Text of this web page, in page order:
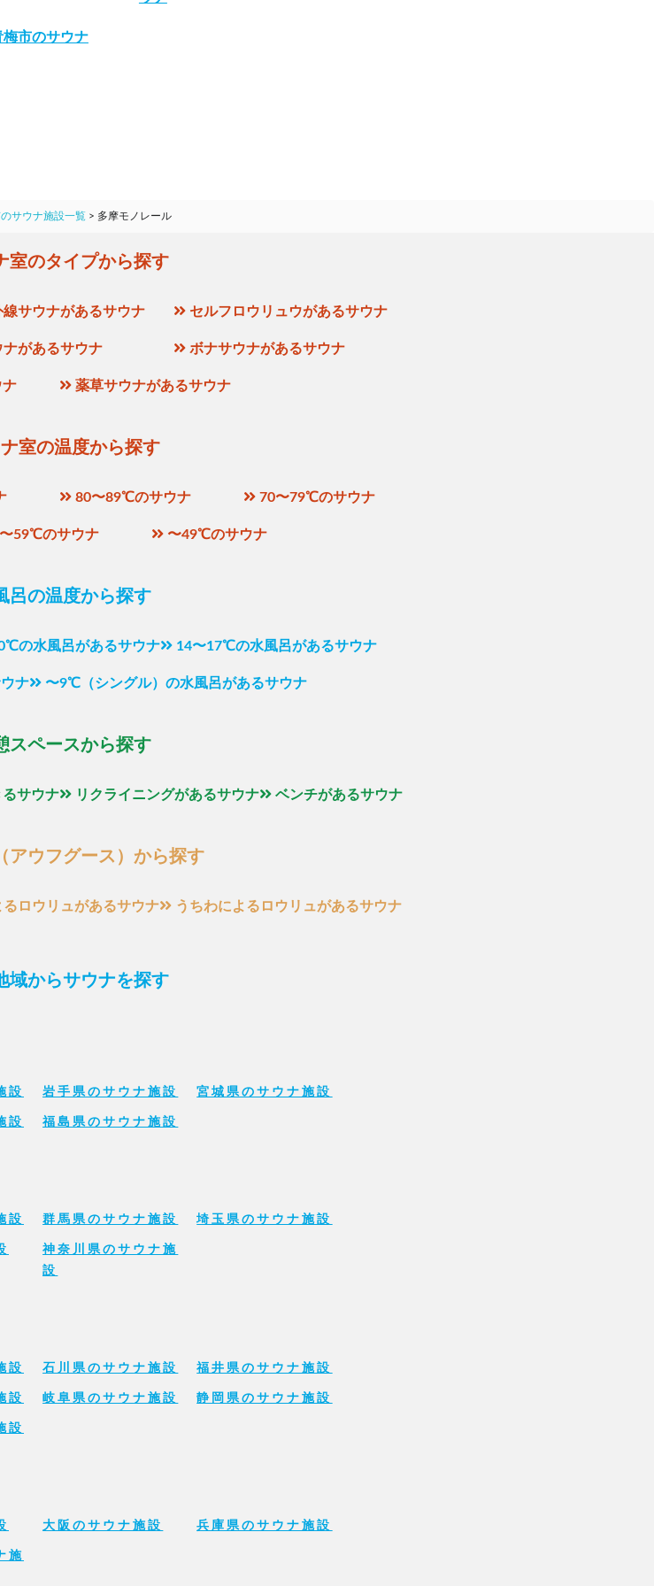
梅市のサウナ
サウナ施設一覧 > 多摩モノレール
室のタイプから探す
線サウナがあるサウナ セルフロウリュウがあるサウナ
ナがあるサウナ ボナサウナがあるサウナ
ナ 薬草サウナがあるサウナ
室の温度から探す
80〜89℃のサウナ 70〜79℃のサウナ
59℃のサウナ 〜49℃のサウナ
呂の温度から探す
の水風呂があるサウナ 14〜17℃の水風呂があるサウナ
ナ 〜9℃（シングル）の水風呂があるサウナ
スペースから探す
サウナ リクライニングがあるサウナ ベンチがあるサウナ
アウフグース）から探す
るロウリュがあるサウナ うちわによるロウリュがあるサウナ
域からサウナを探す
設 岩手県のサウナ施設 宮城県のサウナ施設
設 福島県のサウナ施設
設 群馬県のサウナ施設 埼玉県のサウナ施設
神奈川県のサウナ施
設
設 石川県のサウナ施設 福井県のサウナ施設
設 岐阜県のサウナ施設 静岡県のサウナ施設
設
大阪のサウナ施設 兵庫県のサウナ施設
施